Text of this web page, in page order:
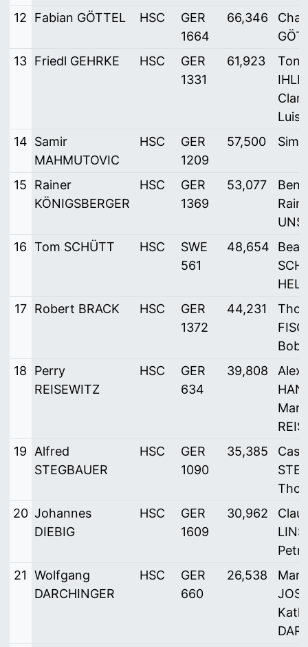
12 Fabian GÖTTEL HSC
GER
1664
66,346
13 Friedl GEHRKE HSC
GER
1331
61,923
Toni
14 Samir
MAHMUTOVIC
HSC
GER
1209
57,500
15
Rainer
KÖNIGSBERGER
HSC
GER
1369
53,077
Ben
16 Tom SCHÜTT HSC
SWE
561
48,654
17 Robert BRACK HSC
GER
1372
44,231
18
Perry
REISEWITZ
HSC
GER
634
39,808
19
Alfred
STEGBAUER
HSC
GER
1090
35,385
20 Johannes
DIEBIG
HSC
GER
1609
30,962
21
Wolfgang
DARCHINGER
HSC
GER
660
26,538